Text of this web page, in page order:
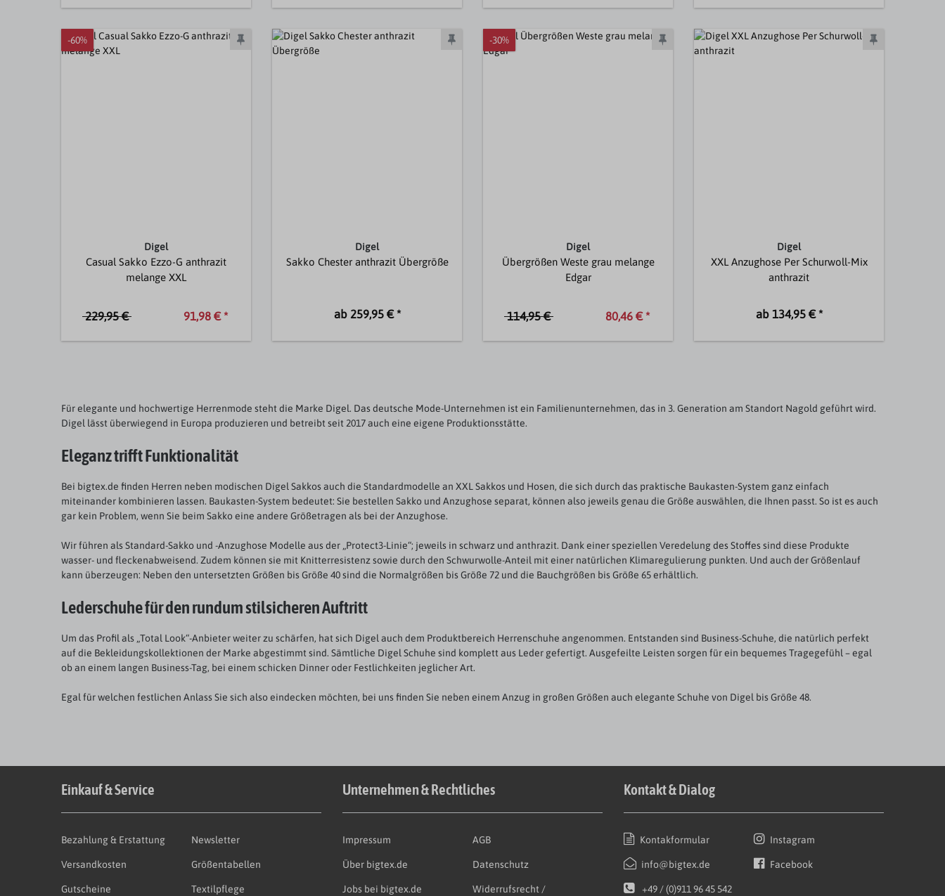
-60%
Digel
Casual Sakko Ezzo-G anthrazit
melange XXL
229,95 € 91,98 € *
Digel
Sakko Chester anthrazit Übergröße
ab 259,95 € *
-30%
Digel
Übergrößen Weste grau melange
Edgar
114,95 € 80,46 € *
Digel
XXL Anzughose Per Schurwoll-Mix
anthrazit
ab 134,95 € *
Für elegante und hochwertige Herrenmode steht die Marke Digel. Das deutsche Mode-Unternehmen ist ein Familienunternehmen, das in 3. Generation am Standort Nagold geführt wird.
Digel lässt überwiegend in Europa produzieren und betreibt seit 2017 auch eine eigene Produktionsstätte.
Eleganz trifft Funktionalität
Bei bigtex.de finden Herren neben modischen Digel Sakkos auch die Standardmodelle an XXL Sakkos und Hosen, die sich durch das praktische Baukasten-System ganz einfach
miteinander kombinieren lassen. Baukasten-System bedeutet: Sie bestellen Sakko und Anzughose separat, können also jeweils genau die Größe auswählen, die Ihnen passt. So ist es auch
gar kein Problem, wenn Sie beim Sakko eine andere Größetragen als bei der Anzughose.
Wir führen als Standard-Sakko und -Anzughose Modelle aus der „Protect3-Linie“; jeweils in schwarz und anthrazit. Dank einer speziellen Veredelung des Stoffes sind diese Produkte
wasser- und fleckenabweisend. Zudem können sie mit Knitterresistenz sowie durch den Schwurwolle-Anteil mit einer natürlichen Klimaregulierung punkten. Und auch der Größenlauf
kann überzeugen: Neben den untersetzten Größen bis Größe 40 sind die Normalgrößen bis Größe 72 und die Bauchgrößen bis Größe 65 erhältlich.
Lederschuhe für den rundum stilsicheren Auftritt
Um das Profil als „Total Look“-Anbieter weiter zu schärfen, hat sich Digel auch dem Produktbereich Herrenschuhe angenommen. Entstanden sind Business-Schuhe, die natürlich perfekt
auf die Bekleidungskollektionen der Marke abgestimmt sind. Sämtliche Digel Schuhe sind komplett aus Leder gefertigt. Ausgefeilte Leisten sorgen für ein bequemes Tragegefühl – egal
ob an einem langen Business-Tag, bei einem schicken Dinner oder Festlichkeiten jeglicher Art.
Egal für welchen festlichen Anlass Sie sich also eindecken möchten, bei uns finden Sie neben einem Anzug in großen Größen auch elegante Schuhe von Digel bis Größe 48.
Einkauf & Service
Bezahlung & Erstattung
Versandkosten
Gutscheine
Newsletter
Größentabellen
Textilpflege
Unternehmen & Rechtliches
Impressum
Über bigtex.de
Jobs bei bigtex.de
AGB
Datenschutz
Widerrufsrecht /
Kontakt & Dialog
Kontakformular
info@bigtex.de
Instagram
Facebook
+49 / (0)911 96 45 542